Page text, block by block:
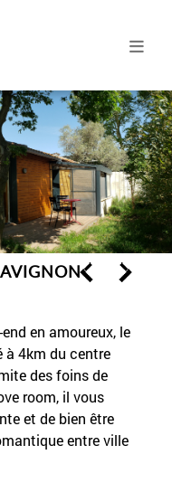
en amoureux, le
à 4km du centre
des foins de
room, il vous
et de bien être
entre ville